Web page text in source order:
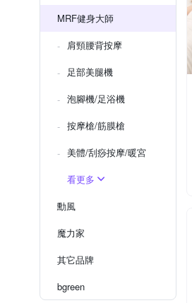
MRF健身大師
肩頸腰背按摩
足部美腿機
泡腳機/足浴機
按摩槍/筋膜槍
美體/刮痧按摩/暖宮
看更多
勳風
魔力家
其它品牌
bgreen